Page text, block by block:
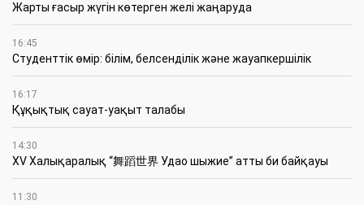
Жарты ғасыр жүгін көтерген желі жаңаруда
16:45
Студенттік өмір: білім, белсенділік және жауапкершілік
16:17
Құқықтық сауат-уақыт талабы
14:30
XV Халықаралық “舞蹈世界 Удао шыжие” атты би байқауы
11:30